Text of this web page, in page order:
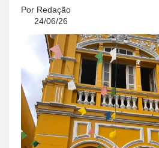
Por Redação
24/06/26